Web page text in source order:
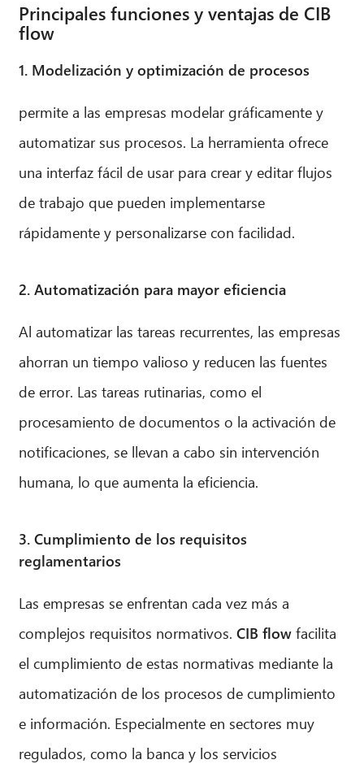
Principales funciones y ventajas de CIB
flow
1. Modelización y optimización de procesos
permite a las empresas modelar gráficamente y
automatizar sus procesos. La herramienta ofrece
una interfaz fácil de usar para crear y editar flujos
de trabajo que pueden implementarse
rápidamente y personalizarse con facilidad.
2. Automatización para mayor eficiencia
Al automatizar las tareas recurrentes, las empresas
ahorran un tiempo valioso y reducen las fuentes
de error. Las tareas rutinarias, como el
procesamiento de documentos o la activación de
notificaciones, se llevan a cabo sin intervención
humana, lo que aumenta la eficiencia.
3. Cumplimiento de los requisitos
reglamentarios
Las empresas se enfrentan cada vez más a
complejos requisitos normativos.CIB flow facilita
el cumplimiento de estas normativas mediante la
automatización de los procesos de cumplimiento
e información. Especialmente en sectores muy
regulados, como la banca y los servicios
CIB AI ChatBot
¡Hola! ¿Qué puedo hacer por ti?